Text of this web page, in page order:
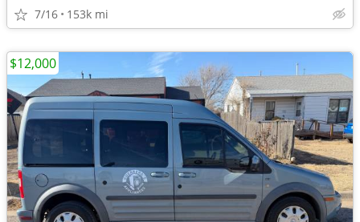
7/16 153k mi
$12,000